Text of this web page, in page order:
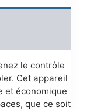
le contrôle
Cet appareil
et économique
que ce soit